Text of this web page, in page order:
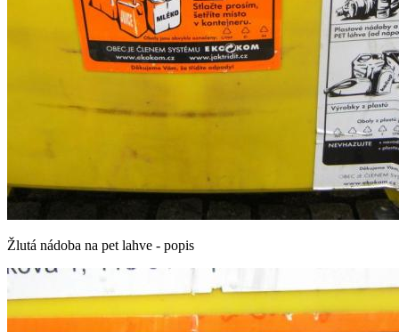
Žlutá nádoba na pet lahve - popis